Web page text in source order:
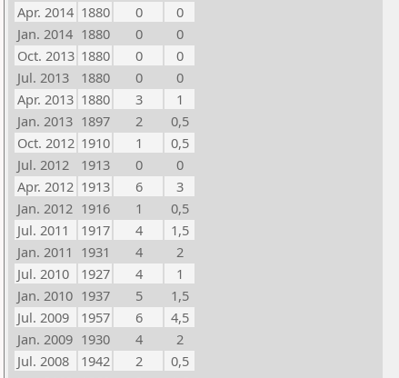
Apr. 2014 1880 0
0
Jan. 2014 1880 0
0
Oct. 2013 1880 0
0
Jul. 2013
1880 0
0
Apr. 2013 1880 3
1
Jan. 2013 1897 2
0,5
Oct. 2012 1910 1
0,5
Jul. 2012
1913 0
0
Apr. 2012 1913 6
3
Jan. 2012 1916 1
0,5
Jul. 2011
1917 4
1,5
Jan. 2011 1931 4
2
Jul. 2010
1927 4
1
Jan. 2010 1937 5
1,5
Jul. 2009
1957 6
4,5
Jan. 2009 1930 4
2
Jul. 2008
1942 2
0,5